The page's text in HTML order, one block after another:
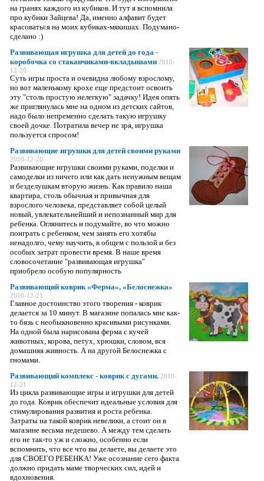
на гранях каждого из кубиков. И тут я вспомнила
про кубики Зайцева! Да, именно алфавит будет
красоваться на моих кубиках-мякишах. Подумано-
сделано :)
Развивающая игрушка для детей до года -
коробочка со стаканчиками-вкладышами 2010-
12-20
Суть игры проста и очевидна любому взрослому,
но вот маленькому крохе еще предстоит освоить
эту "столь простую нелегкую" задачку! Идея опять
же приглянулась мне на одном из детских сайтов,
надо было непременно сделать такую игрушку
своей дочке. Потратила вечер не зря, игрушка
пользуется спросом!
Развивающие игрушки для детей своими руками
2010-12-20
Развивающие игрушки своими руками, поделки и
самоделки из ничего или как дать ненужным вещам
и безделушкам вторую жизнь. Как правило наша
квартира, столь обычная и привычная для
взрослого человека, представляет собой целый
новый, увлекательнейший и непознанный мир для
ребенка. Оглянитесь и подумайте, во что можно
поиграть с ребенком, чем занять его хотябы
ненадолго, чему научить, в общем с пользой и без
особых затрат провести время. В наше время
словосочетание "развивающая игрушка"
приобрело особую популярность
Развивающий коврик «Ферма», «Белоснежка»
2010-12-21
Главное достоинство этого творения - коврик
делается за 10 минут. В магазине попалась мне как-
то бязь с необыкновенно красивыми рисунками.
На одной была нарисована ферма с кучей
животных, корова, петух, хрюшки, словом, вся
домашняя живность. А на другой Белоснежка с
гномами.
Развивающий комплекс - коврик с дугами. 2010-
12-21
Из цикла развивающие игры и игрушки для детей
до года. Коврик обеспечит идеальные условия для
стимулирования развития и роста ребенка.
Затраты на такой коврик невелики, а стоит он в
магазине весьма недешево. А между тем сделать
его не так-то уж и сложно, особенно если
вспомнить, что все что вы делаете, вы делаете это
для СВОЕГО РЕБЕНКА! Уже осознание сего факта
должно придать маме творческих сил, идей и
вдохновения.